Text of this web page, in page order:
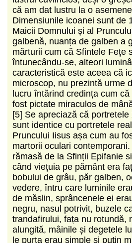
că am dat lustru la o
Dimensiunile icoanei sunt de
Maicii Domnului și al
galbenă, nuanța de galben a
mărturii cum că Sfintele Fețe
întunecându-se, alteori
caracteristică este aceea că
microscop, nu prezintă urme
lucru întărind credința cum
fost pictate miraculos de
[5] Se apreciază că
sunt identice cu portretele
Pruncului Iisus așa cum au
martorii oculari
rămasă de la Sfinții Epifanie
când viețuia pe pământ era
bobului de grâu, păr galben,
vedere, întru care luminile
de măslin, sprâncenele ei
negru, nasul potrivit, buzele
trandafirului, fața nu rotundă,
alungită, mâinile și degetele
le purta erau simple și puțin